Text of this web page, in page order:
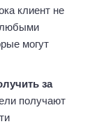
клиент не
любыми
могут
за
получают